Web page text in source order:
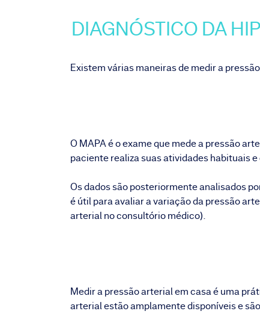
DIAGNÓSTICO DA
Existem várias maneiras de medir a
OMAPAé o exame que mede a pressão
paciente realiza suas atividades habituais
Os dados são posteriormente analisados
é útil para avaliar a variação da pressão
arterial no consultório médico).
Medir a pressão arterial em casa é uma
arterial estão amplamente disponíveis e